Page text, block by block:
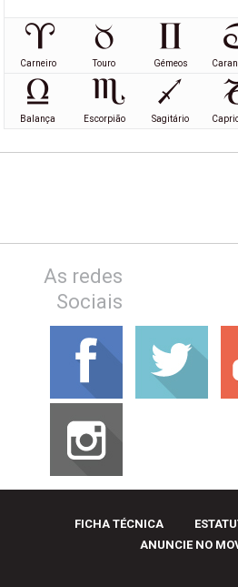
Carneiro Touro Gémeos
Balança Escorpião Sagitário
As redes
Sociais
FICHA TÉCNICA
ANUNCIE NO